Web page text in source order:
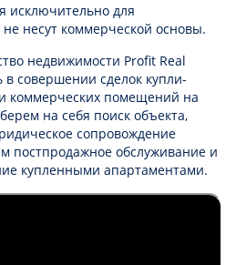
исключительно для
несут коммерческой основы.
недвижимости Profit Real
совершении сделок купли-
коммерческих помещений на
на себя поиск объекта,
сопровождение
постпродажное обслуживание и
купленными апартаментами.